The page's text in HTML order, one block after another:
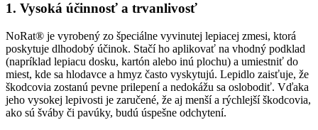
1. Vysoká účinnosť a trvanlivosť
NoRat® je vyrobený zo špeciálne vyvinutej lepiacej zmesi, ktorá
poskytuje dlhodobý účinok. Stačí ho aplikovať na vhodný podklad
(napríklad lepiacu dosku, kartón alebo inú plochu) a umiestniť do
miest, kde sa hlodavce a hmyz často vyskytujú. Lepidlo zaisťuje, že
škodcovia zostanú pevne prilepení a nedokážu sa oslobodiť. Vďaka
jeho vysokej lepivosti je zaručené, že aj menší a rýchlejší škodcovia,
ako sú šváby či pavúky, budú úspešne odchytení.